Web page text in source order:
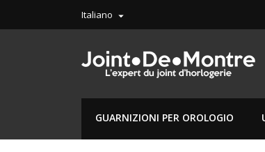
Italiano 
GUARNIZIONI PER OROLOGIO